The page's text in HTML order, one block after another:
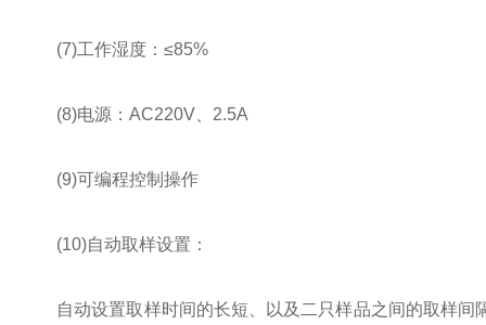
(7)工作湿度：≤85%
(8)电源：AC220V、2.5A
(9)可编程控制操作
(10)自动取样设置：
自动设置取样时间的长短、以及二只样品之间的取样间